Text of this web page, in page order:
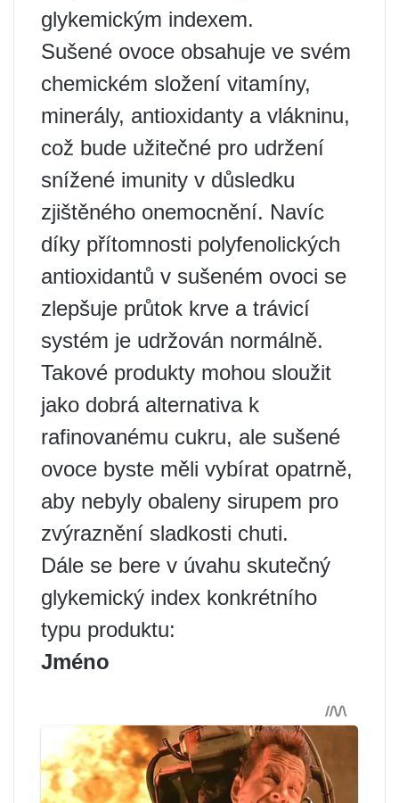
glykemickým indexem.
Sušené ovoce obsahuje ve svém
chemickém složení vitamíny,
minerály, antioxidanty a vlákninu,
což bude užitečné pro udržení
snížené imunity v důsledku
zjištěného onemocnění. Navíc
díky přítomnosti polyfenolických
antioxidantů v sušeném ovoci se
zlepšuje průtok krve a trávicí
systém je udržován normálně.
Takové produkty mohou sloužit
jako dobrá alternativa k
rafinovanému cukru, ale sušené
ovoce byste měli vybírat opatrně,
aby nebyly obaleny sirupem pro
zvýraznění sladkosti chuti.
Dále se bere v úvahu skutečný
glykemický index konkrétního
typu produktu:
Jméno